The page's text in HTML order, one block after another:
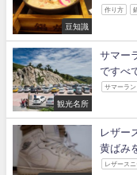
豆知識
作り方
観光名所
サマー
ですべ
サマーラン
レザー
黄ばみ
レザースニ